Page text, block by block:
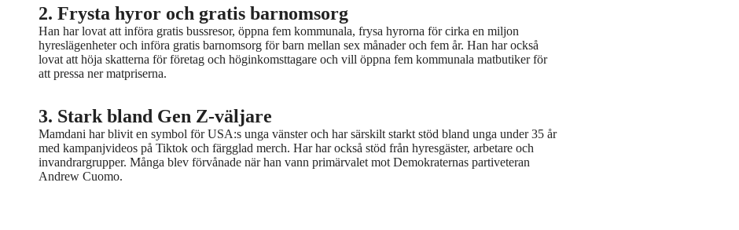
2. Frysta hyror och gratis barnomsorg
Han har lovat att införa gratis bussresor, öppna fem kommunala, frysa hyrorna för cirka en miljon
hyreslägenheter och införa gratis barnomsorg för barn mellan sex månader och fem år. Han har också
lovat att höja skatterna för företag och höginkomsttagare och vill öppna fem kommunala matbutiker för
att pressa ner matpriserna.
3. Stark bland Gen Z-väljare
Mamdani har blivit en symbol för USA:s unga vänster och har särskilt starkt stöd bland unga under 35 år
med kampanjvideos på Tiktok och färgglad merch. Har har också stöd från hyresgäster, arbetare och
invandrargrupper. Många blev förvånade när han vann primärvalet mot Demokraternas partiveteran
Andrew Cuomo.